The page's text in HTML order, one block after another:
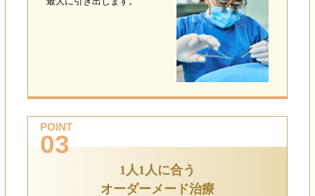
POINT
03
1人1人に合う
オーダーメード治療